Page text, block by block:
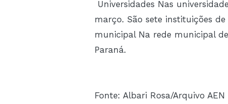
Universidades Nas
março. São sete instituições
municipal Na rede municipal
Paraná.
Fonte: Albari Rosa/Arquivo AEN